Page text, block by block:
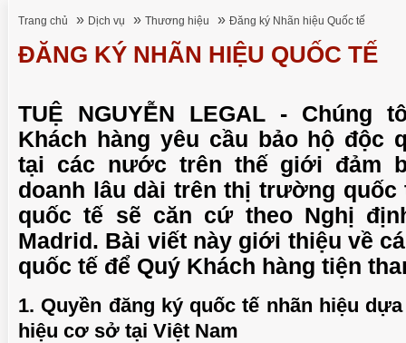
Trang chủ » Dịch vụ » Thương hiệu » Đăng ký Nhãn hiệu Quốc tế
ĐĂNG KÝ NHÃN HIỆU QUỐC TẾ
TUỆ NGUYỄN LEGAL - Chúng
Khách hàng yêu cầu bảo hộ độc
tại các nước trên thế giới đảm
doanh lâu dài trên thị trường quốc
quốc tế sẽ căn cứ theo Nghị
Madrid. Bài viết này giới thiệu về
quốc tế để Quý Khách hàng tiện
1. Quyền đăng ký quốc tế nhãn hiệu
hiệu cơ sở tại Việt Nam
TUỆ